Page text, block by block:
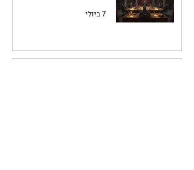
7 ביולי